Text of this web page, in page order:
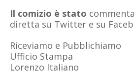
Il comizio è stato
diretta su Twitter e su
Riceviamo e Pubblichiamo
Ufficio Stampa
Lorenzo Italiano